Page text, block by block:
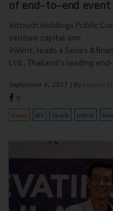
of end-to-end event
Intouch Holdings Public
venture capital arm
InVent, leads a Series A
Ltd., Thailand’s leading end-...
September 4, 2017 | By Issaree
0
News AIS Spark InVent